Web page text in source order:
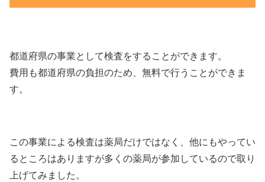
都道府県の事業として検査をすることができます。
費用も都道府県の負担のため、無料で行うことができま
す。
この事業による検査は薬局だけではなく、他にもやってい
るところはありますが多くの薬局が参加しているので取り
上げてみました。